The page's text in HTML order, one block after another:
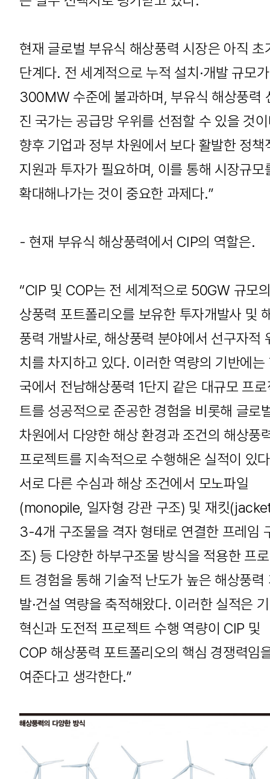
현재 글로벌 부유식 해상풍력 시장은 아직 초
단계다. 전 세계적으로 누적 설치·개발 규모가
300MW 수준에 불과하며, 부유식 해상풍력
진 국가는 공급망 우위를 선점할 수 있을 것
향후 기업과 정부 차원에서 보다 활발한 정책
지원과 투자가 필요하며, 이를 통해 시장규모
확대해나가는 것이 중요한 과제다.”
- 현재 부유식 해상풍력에서 CIP의 역할은.
“CIP 및 COP는 전 세계적으로 50GW 규모
상풍력 포트폴리오를 보유한 투자개발사 및
풍력 개발사로, 해상풍력 분야에서 선구자적
치를 차지하고 있다. 이러한 역량의 기반에는
국에서 전남해상풍력 1단지 같은 대규모 프
트를 성공적으로 준공한 경험을 비롯해 글로
차원에서 다양한 해상 환경과 조건의 해상풍
프로젝트를 지속적으로 수행해온 실적이 있
서로 다른 수심과 해상 조건에서 모노파일
(monopile, 일자형 강관 구조) 및 재킷
3-4개 구조물을 격자 형태로 연결한 프레임
조) 등 다양한 하부구조물 방식을 적용한 프
트 경험을 통해 기술적 난도가 높은 해상풍력
발·건설 역량을 축적해왔다. 이러한 실적은
혁신과 도전적 프로젝트 수행 역량이 CIP 및
COP 해상풍력 포트폴리오의 핵심 경쟁력임
여준다고 생각한다.”